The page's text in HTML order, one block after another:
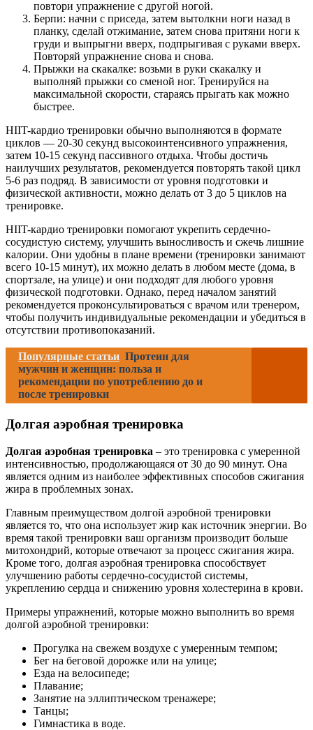
повтори упражнение с другой ногой.
Берпи: начни с приседа, затем вытолкни ноги назад в
планку, сделай отжимание, затем снова притяни ноги к
груди и выпрыгни вверх, подпрыгивая с руками вверх.
Повторяй упражнение снова и снова.
Прыжки на скакалке: возьми в руки скакалку и
выполняй прыжки со сменой ног. Тренируйся на
максимальной скорости, стараясь прыгать как можно
быстрее.
HIIT-кардио тренировки обычно выполняются в формате
циклов — 20-30 секунд высокоинтенсивного упражнения,
затем 10-15 секунд пассивного отдыха. Чтобы достичь
наилучших результатов, рекомендуется повторять такой цикл
5-6 раз подряд. В зависимости от уровня подготовки и
физической активности, можно делать от 3 до 5 циклов на
тренировке.
HIIT-кардио тренировки помогают укрепить сердечно-
сосудистую систему, улучшить выносливость и сжечь лишние
калории. Они удобны в плане времени (тренировки занимают
всего 10-15 минут), их можно делать в любом месте (дома, в
спортзале, на улице) и они подходят для любого уровня
физической подготовки. Однако, перед началом занятий
рекомендуется проконсультироваться с врачом или тренером,
чтобы получить индивидуальные рекомендации и убедиться в
отсутствии противопоказаний.
Популярные статьи Протеин для
мужчин и женщин: польза и
рекомендации по употреблению до и
после тренировки
Долгая аэробная тренировка
Долгая аэробная тренировка – это тренировка с умеренной
интенсивностью, продолжающаяся от 30 до 90 минут. Она
является одним из наиболее эффективных способов сжигания
жира в проблемных зонах.
Главным преимуществом долгой аэробной тренировки
является то, что она использует жир как источник энергии. Во
время такой тренировки ваш организм производит больше
митохондрий, которые отвечают за процесс сжигания жира.
Кроме того, долгая аэробная тренировка способствует
улучшению работы сердечно-сосудистой системы,
укреплению сердца и снижению уровня холестерина в крови.
Примеры упражнений, которые можно выполнить во время
долгой аэробной тренировки:
Прогулка на свежем воздухе с умеренным темпом;
Бег на беговой дорожке или на улице;
Езда на велосипеде;
Плавание;
Занятие на эллиптическом тренажере;
Танцы;
Гимнастика в воде.